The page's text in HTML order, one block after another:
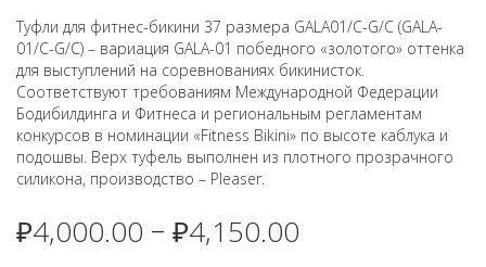
Туфли для фитнес-бикини 37 размера GALA01/C-G/C (GALA-
01/C-G/C) – вариация GALA-01 победного «золотого» оттенка
для выступлений на соревнованиях бикинисток.
Соответствуют требованиям Международной Федерации
Бодибилдинга и Фитнеса и региональным регламентам
конкурсов в номинации «Fitness Bikini» по высоте каблука и
подошвы. Верх туфель выполнен из плотного прозрачного
силикона, производство – Pleaser.
₽4,000.00 – ₽4,150.00